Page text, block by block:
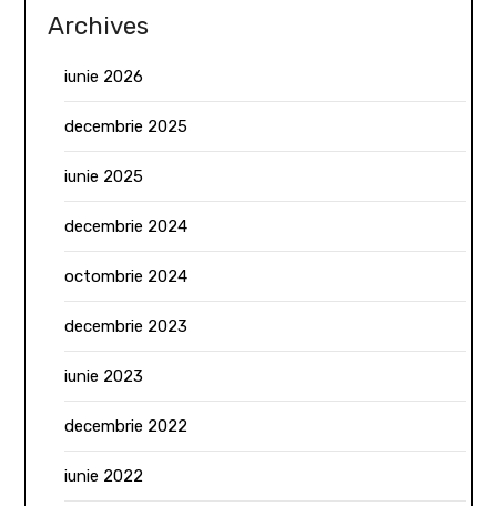
Archives
iunie 2026
decembrie 2025
iunie 2025
decembrie 2024
octombrie 2024
decembrie 2023
iunie 2023
decembrie 2022
iunie 2022